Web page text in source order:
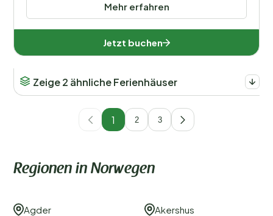
Mehr erfahren
Jetzt buchen
Zeige 2 ähnliche Ferienhäuser
1 2 3
Regionen in Norwegen
Agder Akershus